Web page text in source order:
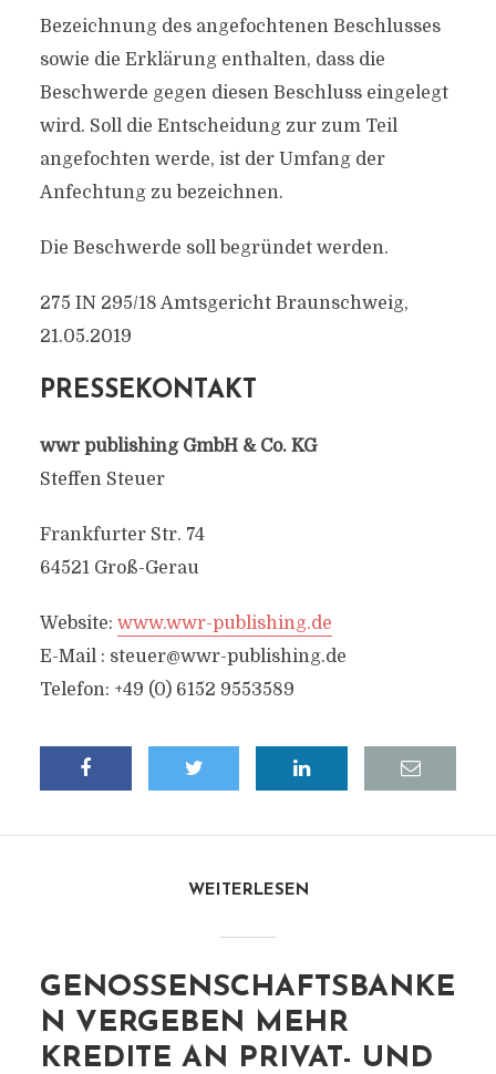
Bezeichnung des angefochtenen Beschlusses
sowie die Erklärung enthalten, dass die
Beschwerde gegen diesen Beschluss eingelegt
wird. Soll die Entscheidung zur zum Teil
angefochten werde, ist der Umfang der
Anfechtung zu bezeichnen.
Die Beschwerde soll begründet werden.
275 IN 295/18 Amtsgericht Braunschweig,
21.05.2019
PRESSEKONTAKT
wwr publishing GmbH & Co. KG
Steffen Steuer
Frankfurter Str. 74
64521 Groß-Gerau
Website: www.wwr-publishing.de
E-Mail : steuer@wwr-publishing.de
Telefon: +49 (0) 6152 9553589
WEITERLESEN
GENOSSENSCHAFTSBANKE
N VERGEBEN MEHR
KREDITE AN PRIVAT- UND